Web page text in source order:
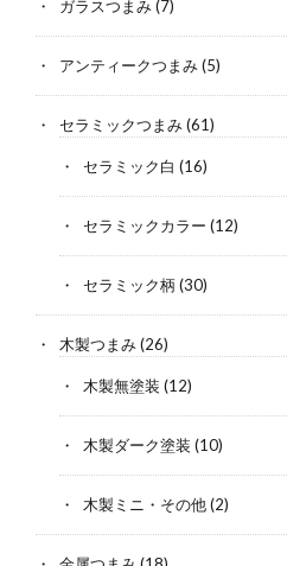
ガラスつまみ(7)
アンティークつまみ(5)
セラミックつまみ(61)
セラミック白 (16)
セラミックカラー (12)
セラミック柄 (30)
木製つまみ(26)
木製無塗装 (12)
木製ダーク塗装 (10)
木製ミニ・その他(2)